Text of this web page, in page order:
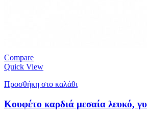
Compare
Quick View
Προσθήκη στο καλάθι
Κουφέτο καρδιά μεσαία λευκό,